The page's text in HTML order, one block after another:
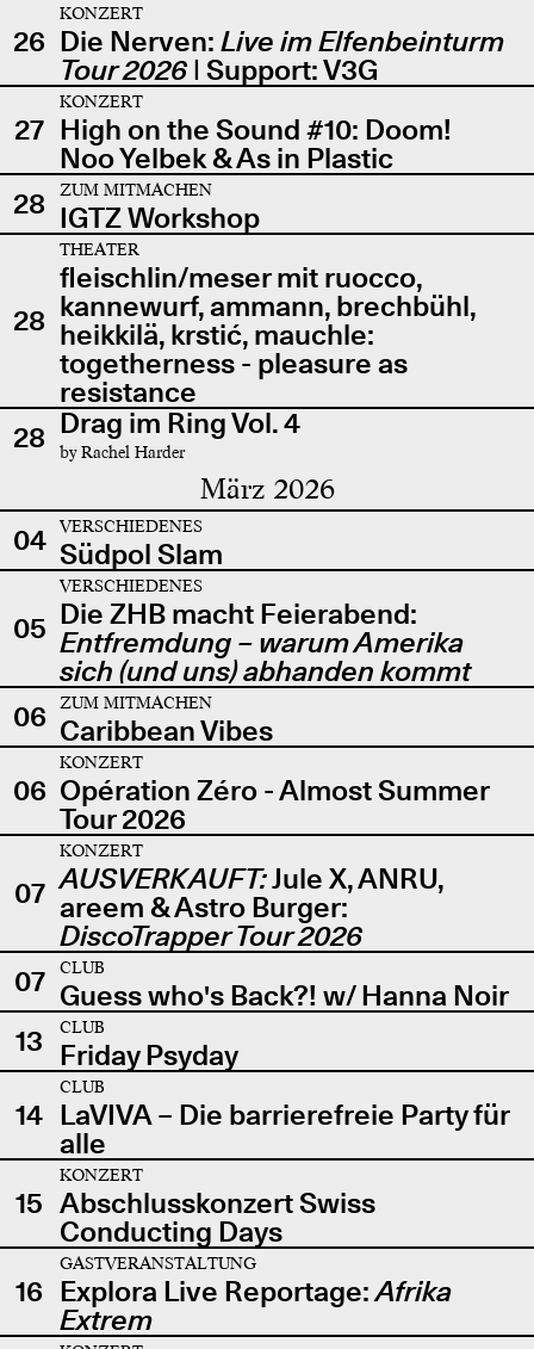
26
KONZERT
Die Nerven: Live im Elfenbeinturm
Tour 2026| Support: V3G
27
KONZERT
High on the Sound #10: Doom!
Noo Yelbek & As in Plastic
28
ZUM MITMACHEN
IGTZ Workshop
28
THEATER
fleischlin/meser mit ruocco,
kannewurf, ammann, brechbühl,
heikkilä, krstić, mauchle:
togetherness - pleasure as
resistance
28 Drag im Ring Vol. 4
by Rachel Harder
März 2026
04 VERSCHIEDENES
Südpol Slam
05
VERSCHIEDENES
Die ZHB macht Feierabend:
Entfremdung – warum Amerika
sich (und uns) abhanden kommt
06
ZUM MITMACHEN
Caribbean Vibes
06
KONZERT
Opération Zéro - Almost Summer
Tour 2026
07
KONZERT
AUSVERKAUFT:Jule X, ANRU,
areem & Astro Burger:
DiscoTrapper Tour 2026
07
CLUB
Guess who's Back?! w/ Hanna Noir
13
CLUB
Friday Psyday
14
CLUB
LaVIVA – Die barrierefreie Party für
alle
15
KONZERT
Abschlusskonzert Swiss
Conducting Days
16
GASTVERANSTALTUNG
Explora Live Reportage:Afrika
Extrem